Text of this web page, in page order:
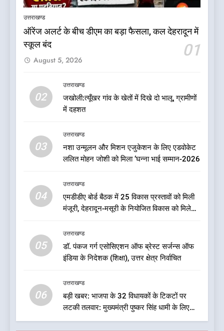
उत्तराखण्ड
ऑरेंज अलर्ट के बीच डीएम का बड़ा फैसला, कल देहरादून में
स्कूल बंद
01
August 5, 2026
02
उत्तराखण्ड
जखोली:त्यूँखर गांव के खेतों में दिखे दो भालू, ग्रामीणों
में दहशत
03
उत्तराखण्ड
नशा उन्मूलन और मिशन एजुकेशन के लिए एडवोकेट
ललित मोहन जोशी को मिला ‘घन्ना भाई सम्मान-2026
04
उत्तराखण्ड
एमडीडीए बोर्ड बैठक में 25 विकास प्रस्तावों को मिली
मंजूरी, देहरादून-मसूरी के नियोजित विकास को मिलेगी
05
उत्तराखण्ड
डॉ. पंकज गर्ग एसोसिएशन ऑफ ब्रेस्ट सर्जन्स ऑफ
इंडिया के निदेशक (शिक्षा), उत्तर क्षेत्र निर्वाचित
06
उत्तराखण्ड
बड़ी खबर: भाजपा के 32 विधायकों के टिकटों पर
लटकी तलवार: मुख्यमंत्री पुष्कर सिंह धामी के लिए
सुरक्षित सीट पर मंथन: सूत्र
सर्जन्स ऑफ इंडिया के निदेशक
6
पर मंथन: सूत्र
निदेशक
उत्तराखण्ड
एक साल बाद बदली धराली की तस्वीर,
आपदा के मलबे से निकलकर फिर
1
ऑरेंज अलर्ट के बीच डीएम का बड़ा